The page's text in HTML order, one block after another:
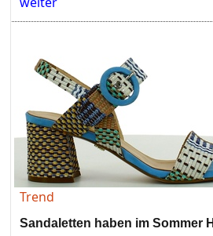
Trend
Sandaletten haben im Sommer